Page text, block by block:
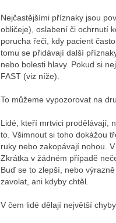
Nejčastějšími příznaky jsou
obličeje), oslabení či ochrnutí
porucha řeči, kdy pacient
tomu se přidávají další
nebo bolesti hlavy. Pokud si
FAST (viz níže).
To můžeme vypozorovat na
Lidé, kteří mrtvici prodělávají,
to. Všimnout si toho dokážou
ruky nebo zakopávají nohou.
Zkrátka v žádném případě
Buď se to zlepší, nebo
zavolat, ani kdyby chtěl.
V čem lidé dělají největší